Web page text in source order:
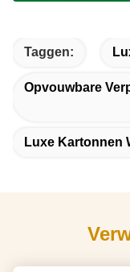
Taggen:
Opvouwbare
Luxe Kartonnen